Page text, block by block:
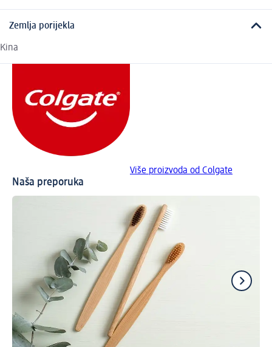
Zemlja porijekla
Kina
Više proizvoda od Colgate
Naša preporuka